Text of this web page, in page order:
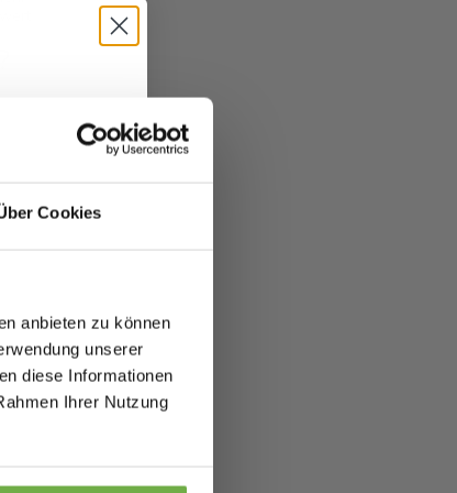
Cookies
anbieten zu können
unserer
diese Informationen
Ihrer Nutzung
👋